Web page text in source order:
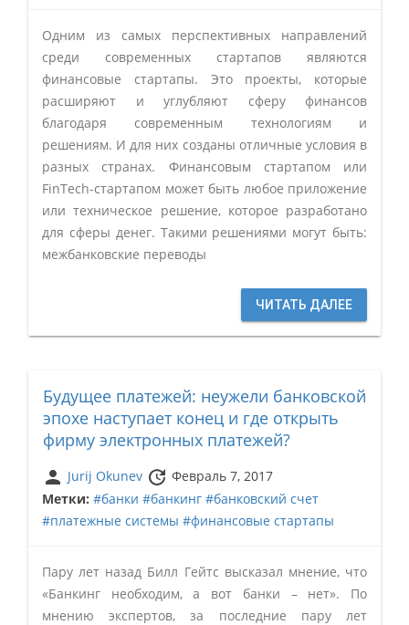
Одним из самых перспективных направлений
среди современных стартапов являются
финансовые стартапы. Это проекты, которые
расширяют и углубляют сферу финансов
благодаря современным технологиям и
решениям. И для них созданы отличные условия в
разных странах. Финансовым стартапом или
FinTech-стартапом может быть любое приложение
или техническое решение, которое разработано
для сферы денег. Такими решениями могут быть:
межбанковские переводы
ЧИТАТЬ ДАЛЕЕ
Будущее платежей: неужели банковской
эпохе наступает конец и где открыть
фирму электронных платежей?
person Jurij Okunev update Февраль 7, 2017
Метки: #банки #банкинг #банковский счет
#платежные системы #финансовые стартапы
Пару лет назад Билл Гейтс высказал мнение, что
«Банкинг необходим, а вот банки – нет». По
мнению экспертов, за последние пару лет